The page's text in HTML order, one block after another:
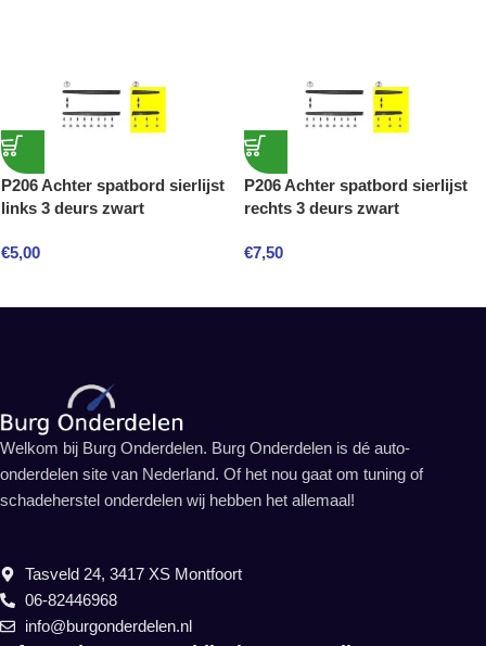
P206 Achter spatbord sierlijst
links 3 deurs zwart
€5,00
P206 Achter spatbord sierlijst
rechts 3 deurs zwart
€7,50
Welkom bij Burg Onderdelen. Burg Onderdelen is dé auto-
onderdelen site van Nederland. Of het nou gaat om tuning of
schadeherstel onderdelen wij hebben het allemaal!
Tasveld 24, 3417 XS Montfoort
06-82446968
info@burgonderdelen.nl